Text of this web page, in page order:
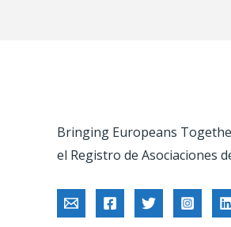
Bringing Europeans
el Registro de Asociaciones